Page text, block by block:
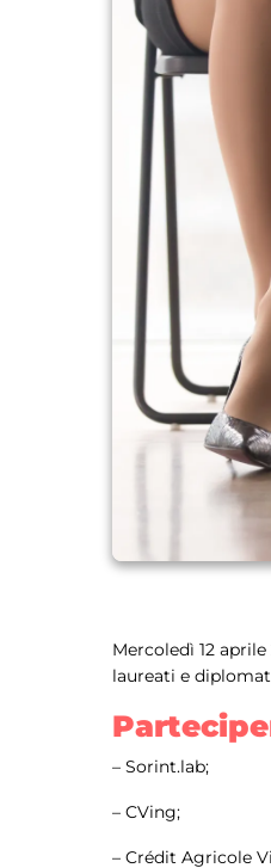
Mercoledì 12
laureati e
– Sorint.lab;
– CVing;
– Crédit Agricole